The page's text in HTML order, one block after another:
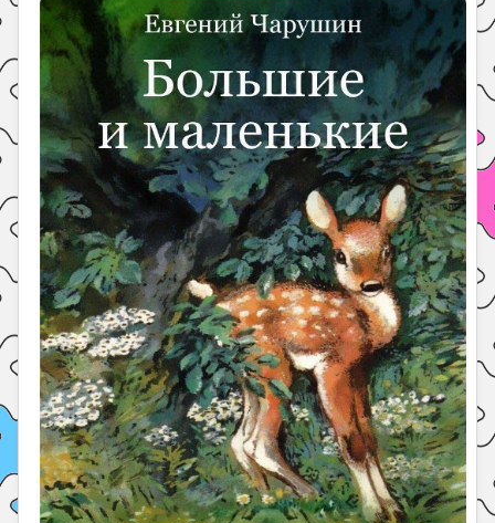
Психология
Летом!
Поиск